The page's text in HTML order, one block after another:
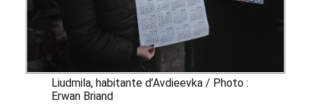
Liudmila, habitante d’Avdieevka / Photo :
Erwan Briand